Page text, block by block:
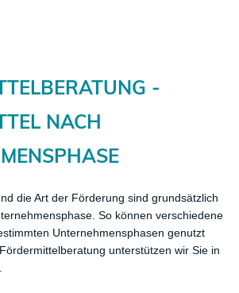
-
NACH
die Art der Förderung sind grundsätzlich
So können verschiedene
Unternehmensphasen genutzt
unterstützen wir Sie in